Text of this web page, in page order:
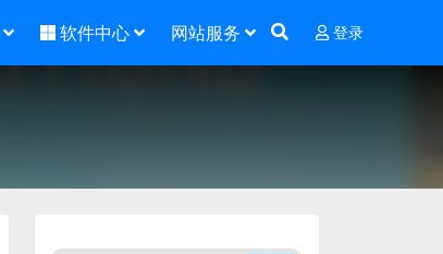
软件中心 网站服务 登录